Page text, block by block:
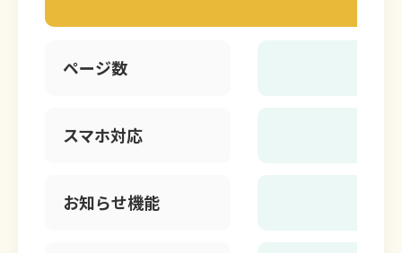
ページ数
スマホ対応
お知らせ機能